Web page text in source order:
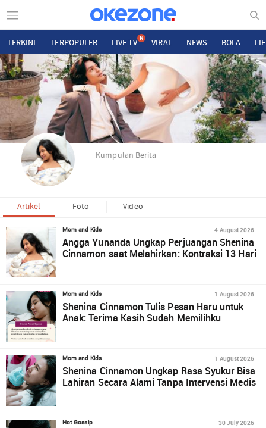
TERKINI TERPOPULER LIVE TV N VIRAL NEWS BOLA
Kumpulan Berita
Artikel Foto Video
Mom and Kids 4 August 2026
Angga Yunanda Ungkap Perjuangan Shenina
Cinnamon saat Melahirkan: Kontraksi 13 Hari
Mom and Kids 1 August 2026
Shenina Cinnamon Tulis Pesan Haru untuk
Anak: Terima Kasih Sudah Memilihku
Mom and Kids 1 August 2026
Shenina Cinnamon Ungkap Rasa Syukur Bisa
Lahiran Secara Alami Tanpa Intervensi Medis
Hot Gossip 30 July 2026